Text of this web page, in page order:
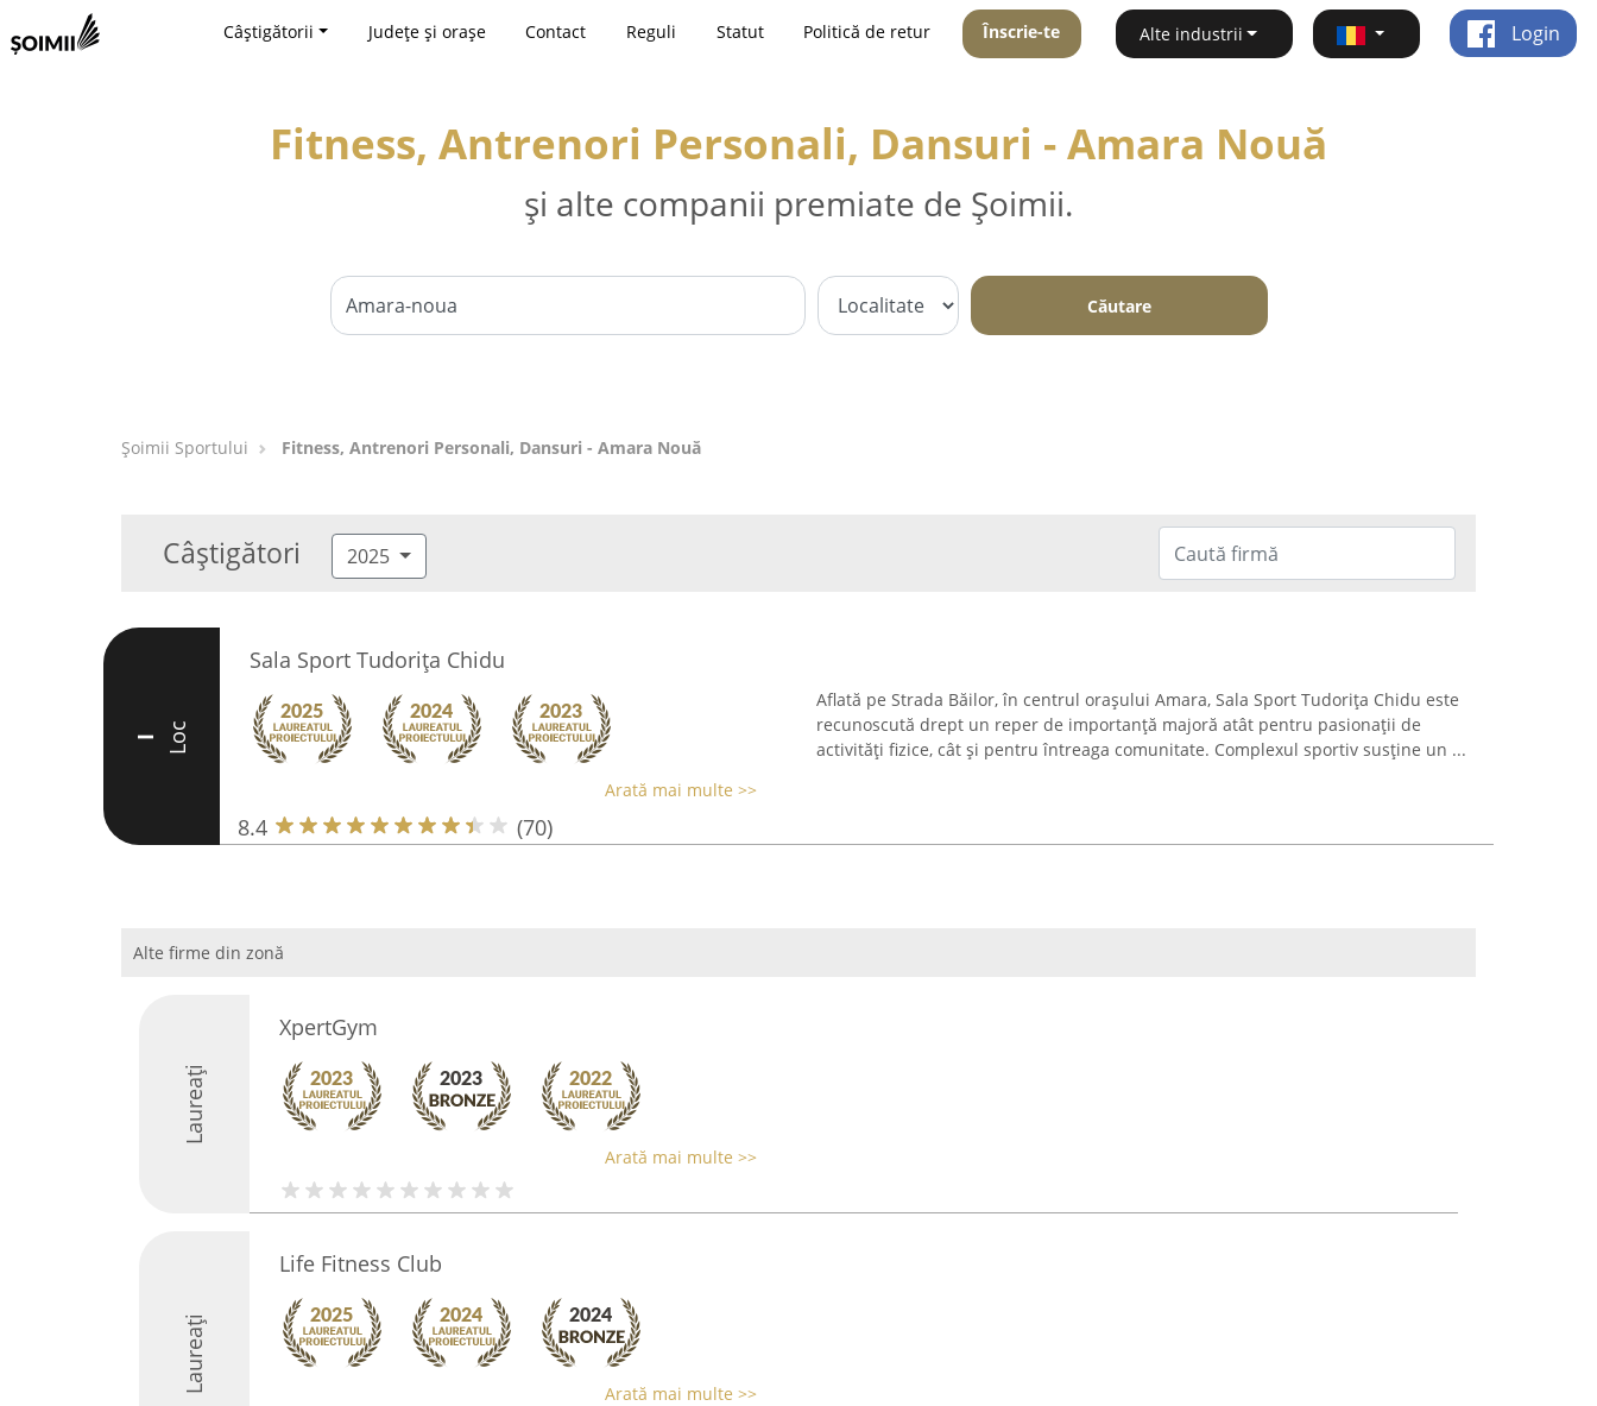
Câștigătorii Județe și orașe Contact Reguli Statut Politică de retur Înscrie-te Alte industrii Login
Fitness, Antrenori Personali, Dansuri - Amara Nouă
și alte companii premiate de Șoimii.
Căutare
Șoimii Sportului Fitness, Antrenori Personali, Dansuri - Amara Nouă
Câștigători 2025
I Loc
Sala Sport Tudorița Chidu
Arată mai multe >>
8.4 (70)
Aflată pe Strada Băilor, în centrul orașului Amara, Sala Sport Tudorița Chidu este
recunoscută drept un reper de importanță majoră atât pentru pasionații de
activități fizice, cât și pentru întreaga comunitate. Complexul sportiv susține un ...
Alte firme din zonă
Laureați
XpertGym
Arată mai multe >>
Laureați
Life Fitness Club
Arată mai multe >>